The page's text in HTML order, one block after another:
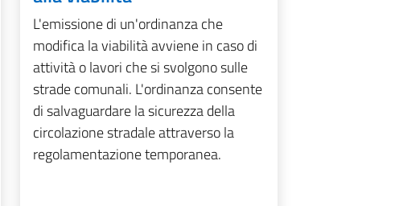
L'emissione di un'ordinanza che
modifica la viabilità avviene in caso di
attività o lavori che si svolgono sulle
strade comunali. L'ordinanza consente
di salvaguardare la sicurezza della
circolazione stradale attraverso la
regolamentazione temporanea.